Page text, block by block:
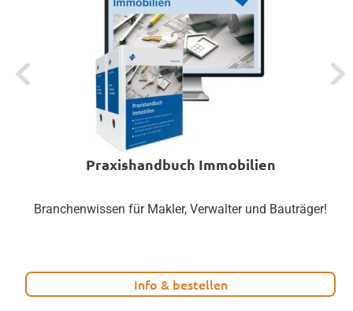
Previous Next
Praxishandbuch Immobilien
Branchenwissen für Makler, Verwalter und Bauträger!
Info & bestellen